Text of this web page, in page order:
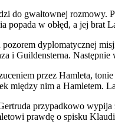
do gwałtownej rozmowy.
w obłęd, a jej brat
dyplomatycznej
i Guildensterna. Następnie
przez Hamleta,
między nim a Hamletem.
przypadkowo
prawdę o spisku